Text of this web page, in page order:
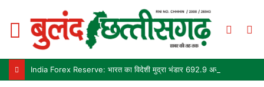
Menu
Switch